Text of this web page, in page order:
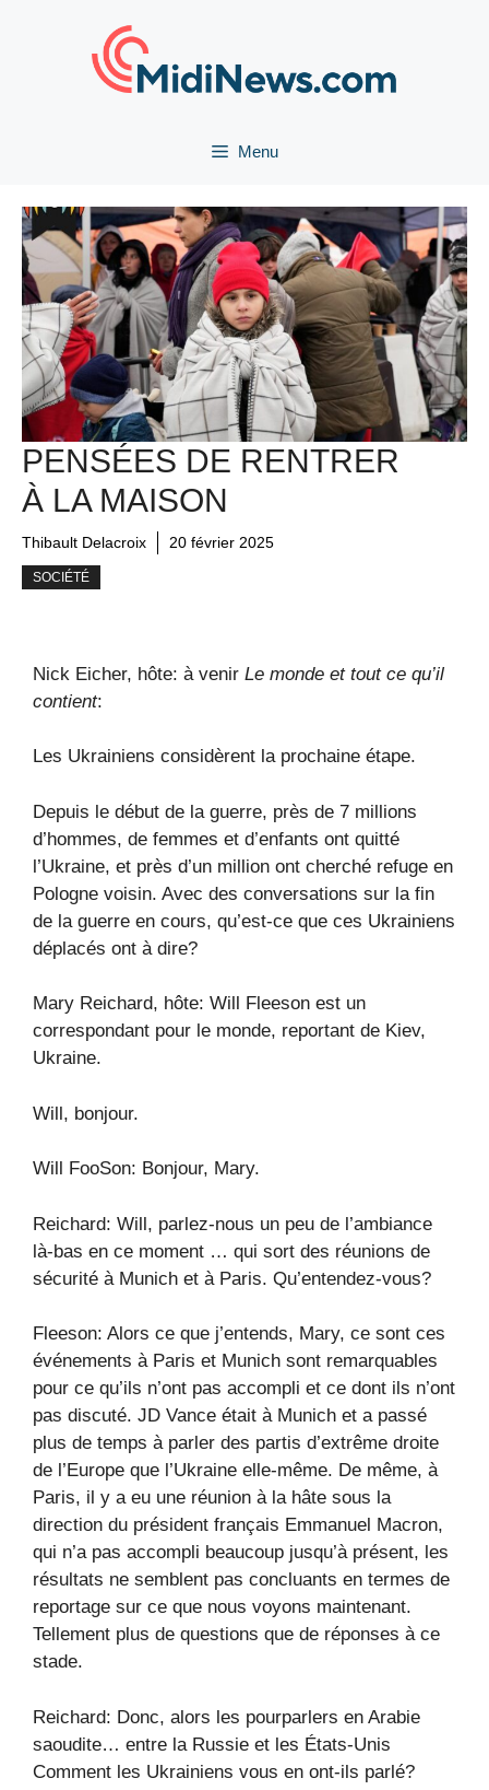
Menu
PENSÉES DE RENTRER
À LA MAISON
Thibault Delacroix 20 février 2025
SOCIÉTÉ
Nick Eicher, hôte: à venir Le monde et tout ce qu’il
contient:
Les Ukrainiens considèrent la prochaine étape.
Depuis le début de la guerre, près de 7 millions
d’hommes, de femmes et d’enfants ont quitté
l’Ukraine, et près d’un million ont cherché refuge en
Pologne voisin. Avec des conversations sur la fin
de la guerre en cours, qu’est-ce que ces Ukrainiens
déplacés ont à dire?
Mary Reichard, hôte: Will Fleeson est un
correspondant pour le monde, reportant de Kiev,
Ukraine.
Will, bonjour.
Will FooSon: Bonjour, Mary.
Reichard: Will, parlez-nous un peu de l’ambiance
là-bas en ce moment … qui sort des réunions de
sécurité à Munich et à Paris. Qu’entendez-vous?
Fleeson: Alors ce que j’entends, Mary, ce sont ces
événements à Paris et Munich sont remarquables
pour ce qu’ils n’ont pas accompli et ce dont ils n’ont
pas discuté. JD Vance était à Munich et a passé
plus de temps à parler des partis d’extrême droite
de l’Europe que l’Ukraine elle-même. De même, à
Paris, il y a eu une réunion à la hâte sous la
direction du président français Emmanuel Macron,
qui n’a pas accompli beaucoup jusqu’à présent, les
résultats ne semblent pas concluants en termes de
reportage sur ce que nous voyons maintenant.
Tellement plus de questions que de réponses à ce
stade.
Reichard: Donc, alors les pourparlers en Arabie
saoudite… entre la Russie et les États-Unis
Comment les Ukrainiens vous en ont-ils parlé?